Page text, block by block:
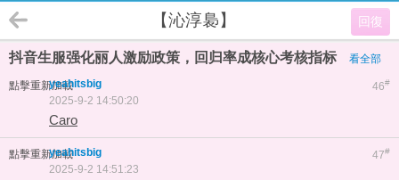
回復
【沁淳裊】
抖音生服强化丽人激励政策，回归率成核心考核指标 看全部
點擊重新加載 46#
yeahitsbig
2025-9-2 14:50:20
Caro
點擊重新加載 47#
yeahitsbig
2025-9-2 14:51:23